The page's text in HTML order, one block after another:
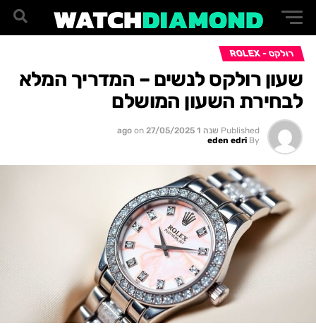
רולקס - ROLEX
שעון רולקס לנשים – המדריך המלא
לבחירת השעון המושלם
Published שנה 1 ago on 27/05/2025
By
eden edri